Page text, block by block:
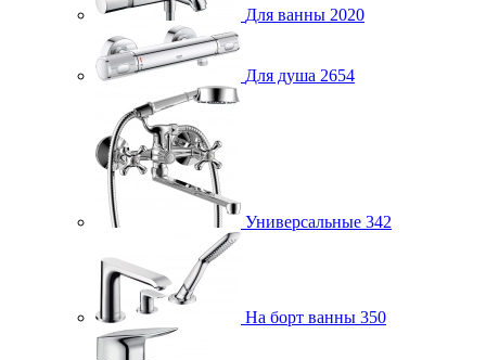
Для ванны 2020
Для душа 2654
Универсальные 342
На борт ванны 350